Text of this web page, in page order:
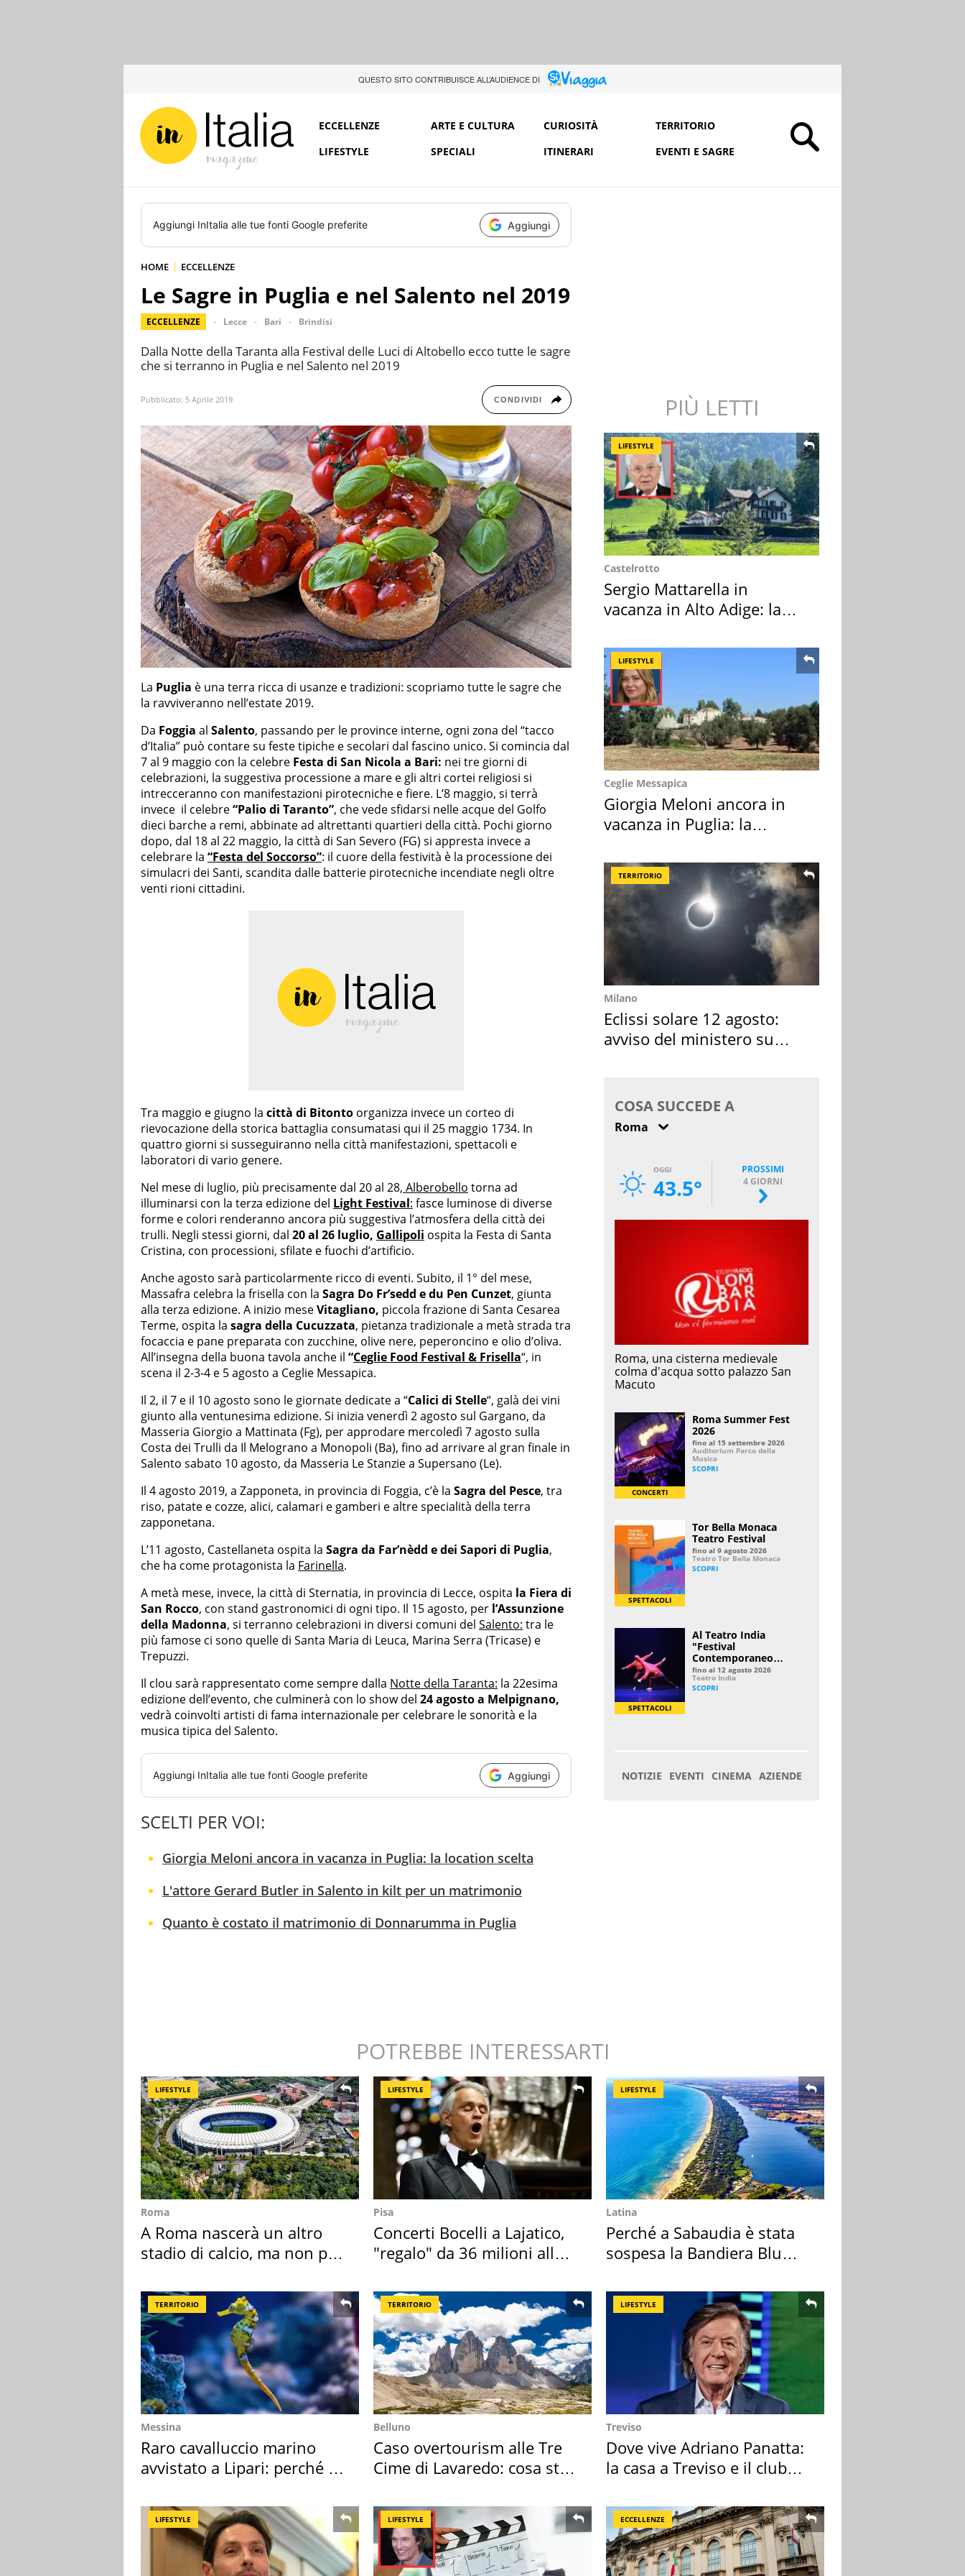
QUESTO SITO CONTRIBUISCE ALL’AUDIENCE DI
ECCELLENZE ARTE E CULTURA CURIOSITÀ
TERRITORIO
LIFESTYLE
SPECIALI ITINERARI EVENTI E SAGRE
Aggiungi InItalia alle tue fonti Google preferite Aggiungi
HOME ECCELLENZE
Le Sagre in Puglia e nel Salento nel 2019
ECCELLENZE Lecce Bari Brindisi
Dalla Notte della Taranta alla Festival delle Luci di Altobello ecco tutte le sagre
che si terranno in Puglia e nel Salento nel 2019
Pubblicato: 5 Aprile 2019 CONDIVIDI
La Puglia è una terra ricca di usanze e tradizioni: scopriamo tutte le sagre che
la ravviveranno nell’estate 2019.
Da Foggia al Salento, passando per le province interne, ogni zona del “tacco
d’Italia” può contare su feste tipiche e secolari dal fascino unico. Si comincia dal
7 al 9 maggio con la celebre Festa di San Nicola a Bari: nei tre giorni di
celebrazioni, la suggestiva processione a mare e gli altri cortei religiosi si
intrecceranno con manifestazioni pirotecniche e fiere. L’8 maggio, si terrà
invece il celebre“Palio di Taranto”, che vede sfidarsi nelle acque del Golfo
dieci barche a remi, abbinate ad altrettanti quartieri della città. Pochi giorno
dopo, dal 18 al 22 maggio, la città di San Severo (FG) si appresta invece a
celebrare la “Festa del Soccorso”: il cuore della festività è la processione dei
simulacri dei Santi, scandita dalle batterie pirotecniche incendiate negli oltre
venti rioni cittadini.
Tra maggio e giugno la città di Bitonto organizza invece un corteo di
rievocazione della storica battaglia consumatasi qui il 25 maggio 1734. In
quattro giorni si susseguiranno nella città manifestazioni, spettacoli e
laboratori di vario genere.
Nel mese di luglio, più precisamente dal 20 al 28, Alberobello torna ad
illuminarsi con la terza edizione del Light Festival: fasce luminose di diverse
forme e colori renderanno ancora più suggestiva l’atmosfera della città dei
trulli. Negli stessi giorni, dal 20 al 26 luglio, Gallipoli ospita la Festa di Santa
Cristina, con processioni, sfilate e fuochi d’artificio.
Anche agosto sarà particolarmente ricco di eventi. Subito, il 1° del mese,
Massafra celebra la frisella con la Sagra Do Fr’sedd e du Pen Cunzet, giunta
alla terza edizione. A inizio meseVitagliano, piccola frazione di Santa Cesarea
Terme, ospita la sagra della Cucuzzata, pietanza tradizionale a metà strada tra
focaccia e pane preparata con zucchine, olive nere, peperoncino e olio d’oliva.
All’insegna della buona tavola anche il “Ceglie Food Festival & Frisella“, in
scena il 2-3-4 e 5 agosto a Ceglie Messapica.
Il 2, il 7 e il 10 agosto sono le giornate dedicate a “Calici di Stelle“, galà dei vini
giunto alla ventunesima edizione. Si inizia venerdì 2 agosto sul Gargano, da
Masseria Giorgio a Mattinata (Fg), per approdare mercoledì 7 agosto sulla
Costa dei Trulli da Il Melograno a Monopoli (Ba), fino ad arrivare al gran finale in
Salento sabato 10 agosto, da Masseria Le Stanzie a Supersano (Le).
Il 4 agosto 2019, a Zapponeta, in provincia di Foggia, c’è la Sagra del Pesce, tra
riso, patate e cozze, alici, calamari e gamberi e altre specialità della terra
zapponetana.
L’11 agosto, Castellaneta ospita la Sagra da Far’nèdd e dei Sapori di Puglia,
che ha come protagonista la Farinella.
A metà mese, invece, la città di Sternatia, in provincia di Lecce, ospita la Fiera di
San Rocco, con stand gastronomici di ogni tipo. Il 15 agosto, per l’Assunzione
della Madonna, si terranno celebrazioni in diversi comuni del Salento: tra le
più famose ci sono quelle di Santa Maria di Leuca, Marina Serra (Tricase) e
Trepuzzi.
Il clou sarà rappresentato come sempre dalla Notte della Taranta: la 22esima
edizione dell’evento, che culminerà con lo show del 24 agosto a Melpignano,
vedrà coinvolti artisti di fama internazionale per celebrare le sonorità e la
musica tipica del Salento.
Aggiungi InItalia alle tue fonti Google preferite Aggiungi
SCELTI PER VOI:
Giorgia Meloni ancora in vacanza in Puglia: la location scelta
L'attore Gerard Butler in Salento in kilt per un matrimonio
Quanto è costato il matrimonio di Donnarumma in Puglia
PIÙ LETTI
LIFESTYLE
Castelrotto
Sergio Mattarella in
vacanza in Alto Adige: la
LIFESTYLE
Ceglie Messapica
Giorgia Meloni ancora in
vacanza in Puglia: la
TERRITORIO
Milano
Eclissi solare 12 agosto:
avviso del ministero su
POTREBBE INTERESSARTI
LIFESTYLE
Roma
A Roma nascerà un altro
stadio di calcio, ma non per
LIFESTYLE
Pisa
Concerti Bocelli a Lajatico,
"regalo" da 36 milioni alla
LIFESTYLE
Latina
Perché a Sabaudia è stata
sospesa la Bandiera Blu
TERRITORIO
Messina
Raro cavalluccio marino
avvistato a Lipari: perché è
TERRITORIO
Belluno
Caso overtourism alle Tre
Cime di Lavaredo: cosa sta
LIFESTYLE
Treviso
Dove vive Adriano Panatta:
la casa a Treviso e il club
LIFESTYLE LIFESTYLE ECCELLENZE